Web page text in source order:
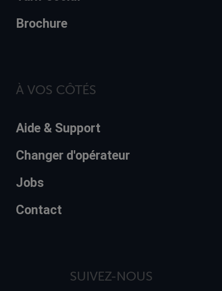
Brochure
À VOS CÔTÉS
Aide & Support
Changer d'opérateur
Jobs
Contact
SUIVEZ-NOUS